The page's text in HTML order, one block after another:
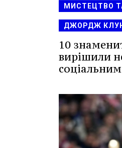
МИСТЕЦТВО
ДЖОРДЖ
10
вирішили